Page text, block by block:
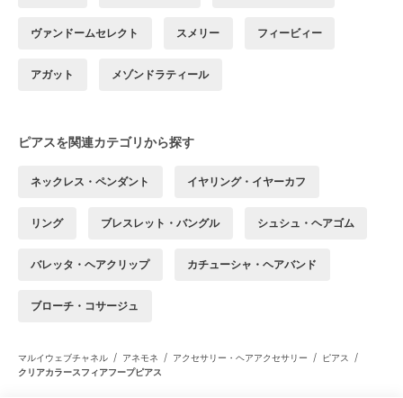
ヴァンドームセレクト スメリー フィービィー
アガット メゾンドラティール
ピアスを関連カテゴリから探す
ネックレス・ペンダント イヤリング・イヤーカフ
リング ブレスレット・バングル シュシュ・ヘアゴム
バレッタ・ヘアクリップ カチューシャ・ヘアバンド
ブローチ・コサージュ
マルイウェブチャネル / アネモネ / アクセサリー・ヘアアクセサリー / ピアス /
クリアカラースフィアフープピアス